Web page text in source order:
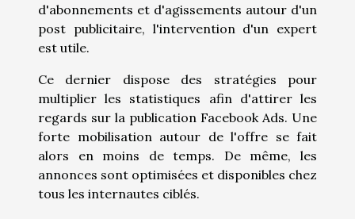
d'abonnements et d'agissements autour d'un
post publicitaire, l'intervention d'un expert
est utile.
Ce dernier dispose des stratégies pour
multiplier les statistiques afin d'attirer les
regards sur la publication Facebook Ads. Une
forte mobilisation autour de l'offre se fait
alors en moins de temps. De même, les
annonces sont optimisées et disponibles chez
tous les internautes ciblés.